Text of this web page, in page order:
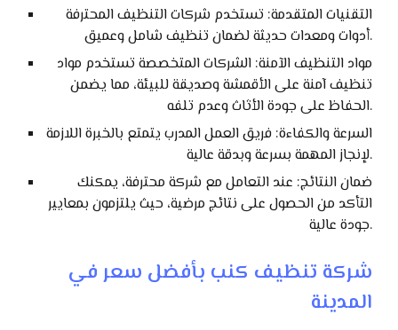
التقنيات المتقدمة: تستخدم شركات التنظيف المحترفة
أدوات ومعدات حديثة لضمان تنظيف شامل وعميق.
مواد التنظيف الآمنة: الشركات المتخصصة تستخدم مواد
تنظيف آمنة على الأقمشة وصديقة للبيئة، مما يضمن
الحفاظ على جودة الأثاث وعدم تلفه.
السرعة والكفاءة: فريق العمل المدرب يتمتع بالخبرة اللازمة
لإنجاز المهمة بسرعة وبدقة عالية.
ضمان النتائج: عند التعامل مع شركة محترفة، يمكنك
التأكد من الحصول على نتائج مرضية، حيث يلتزمون بمعايير
جودة عالية.
شركة تنظيف كنب بأفضل سعر في
المدينة